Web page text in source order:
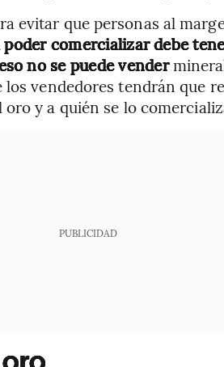
evitar que personas al
poder comercializar debe
no se puede vender
los vendedores tendrán que
y a quién se lo
PUBLICIDAD